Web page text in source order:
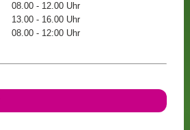
08.00 - 12.00 Uhr
13.00 - 16.00 Uhr
08.00 - 12:00 Uhr